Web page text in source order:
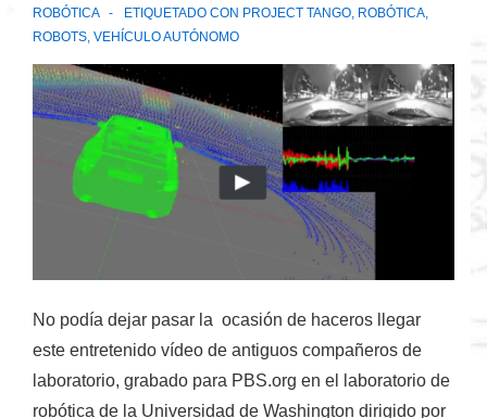
ROBÓTICA
ETIQUETADO CON PROJECT TANGO, ROBÓTICA,
ROBOTS, VEHÍCULO AUTÓNOMO
No podía dejar pasar la ocasión de haceros llegar
este entretenido vídeo de antiguos compañeros de
laboratorio, grabado para PBS.org en el laboratorio de
robótica de la Universidad de Washington dirigido por